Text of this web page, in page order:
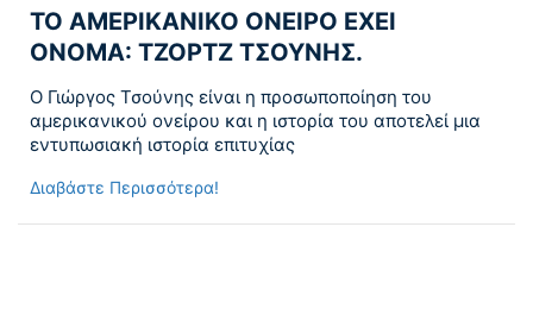
ΤΟ ΑΜΕΡΙΚΑΝΙΚΟ ΟΝΕΙΡΟ ΕΧΕΙ
ΟΝΟΜΑ: ΤΖΟΡΤΖ ΤΣΟΥΝΗΣ.
Ο Γιώργος Τσούνης είναι η προσωποποίηση του
αμερικανικού ονείρου και η ιστορία του αποτελεί μια
εντυπωσιακή ιστορία επιτυχίας
Διαβάστε Περισσότερα!